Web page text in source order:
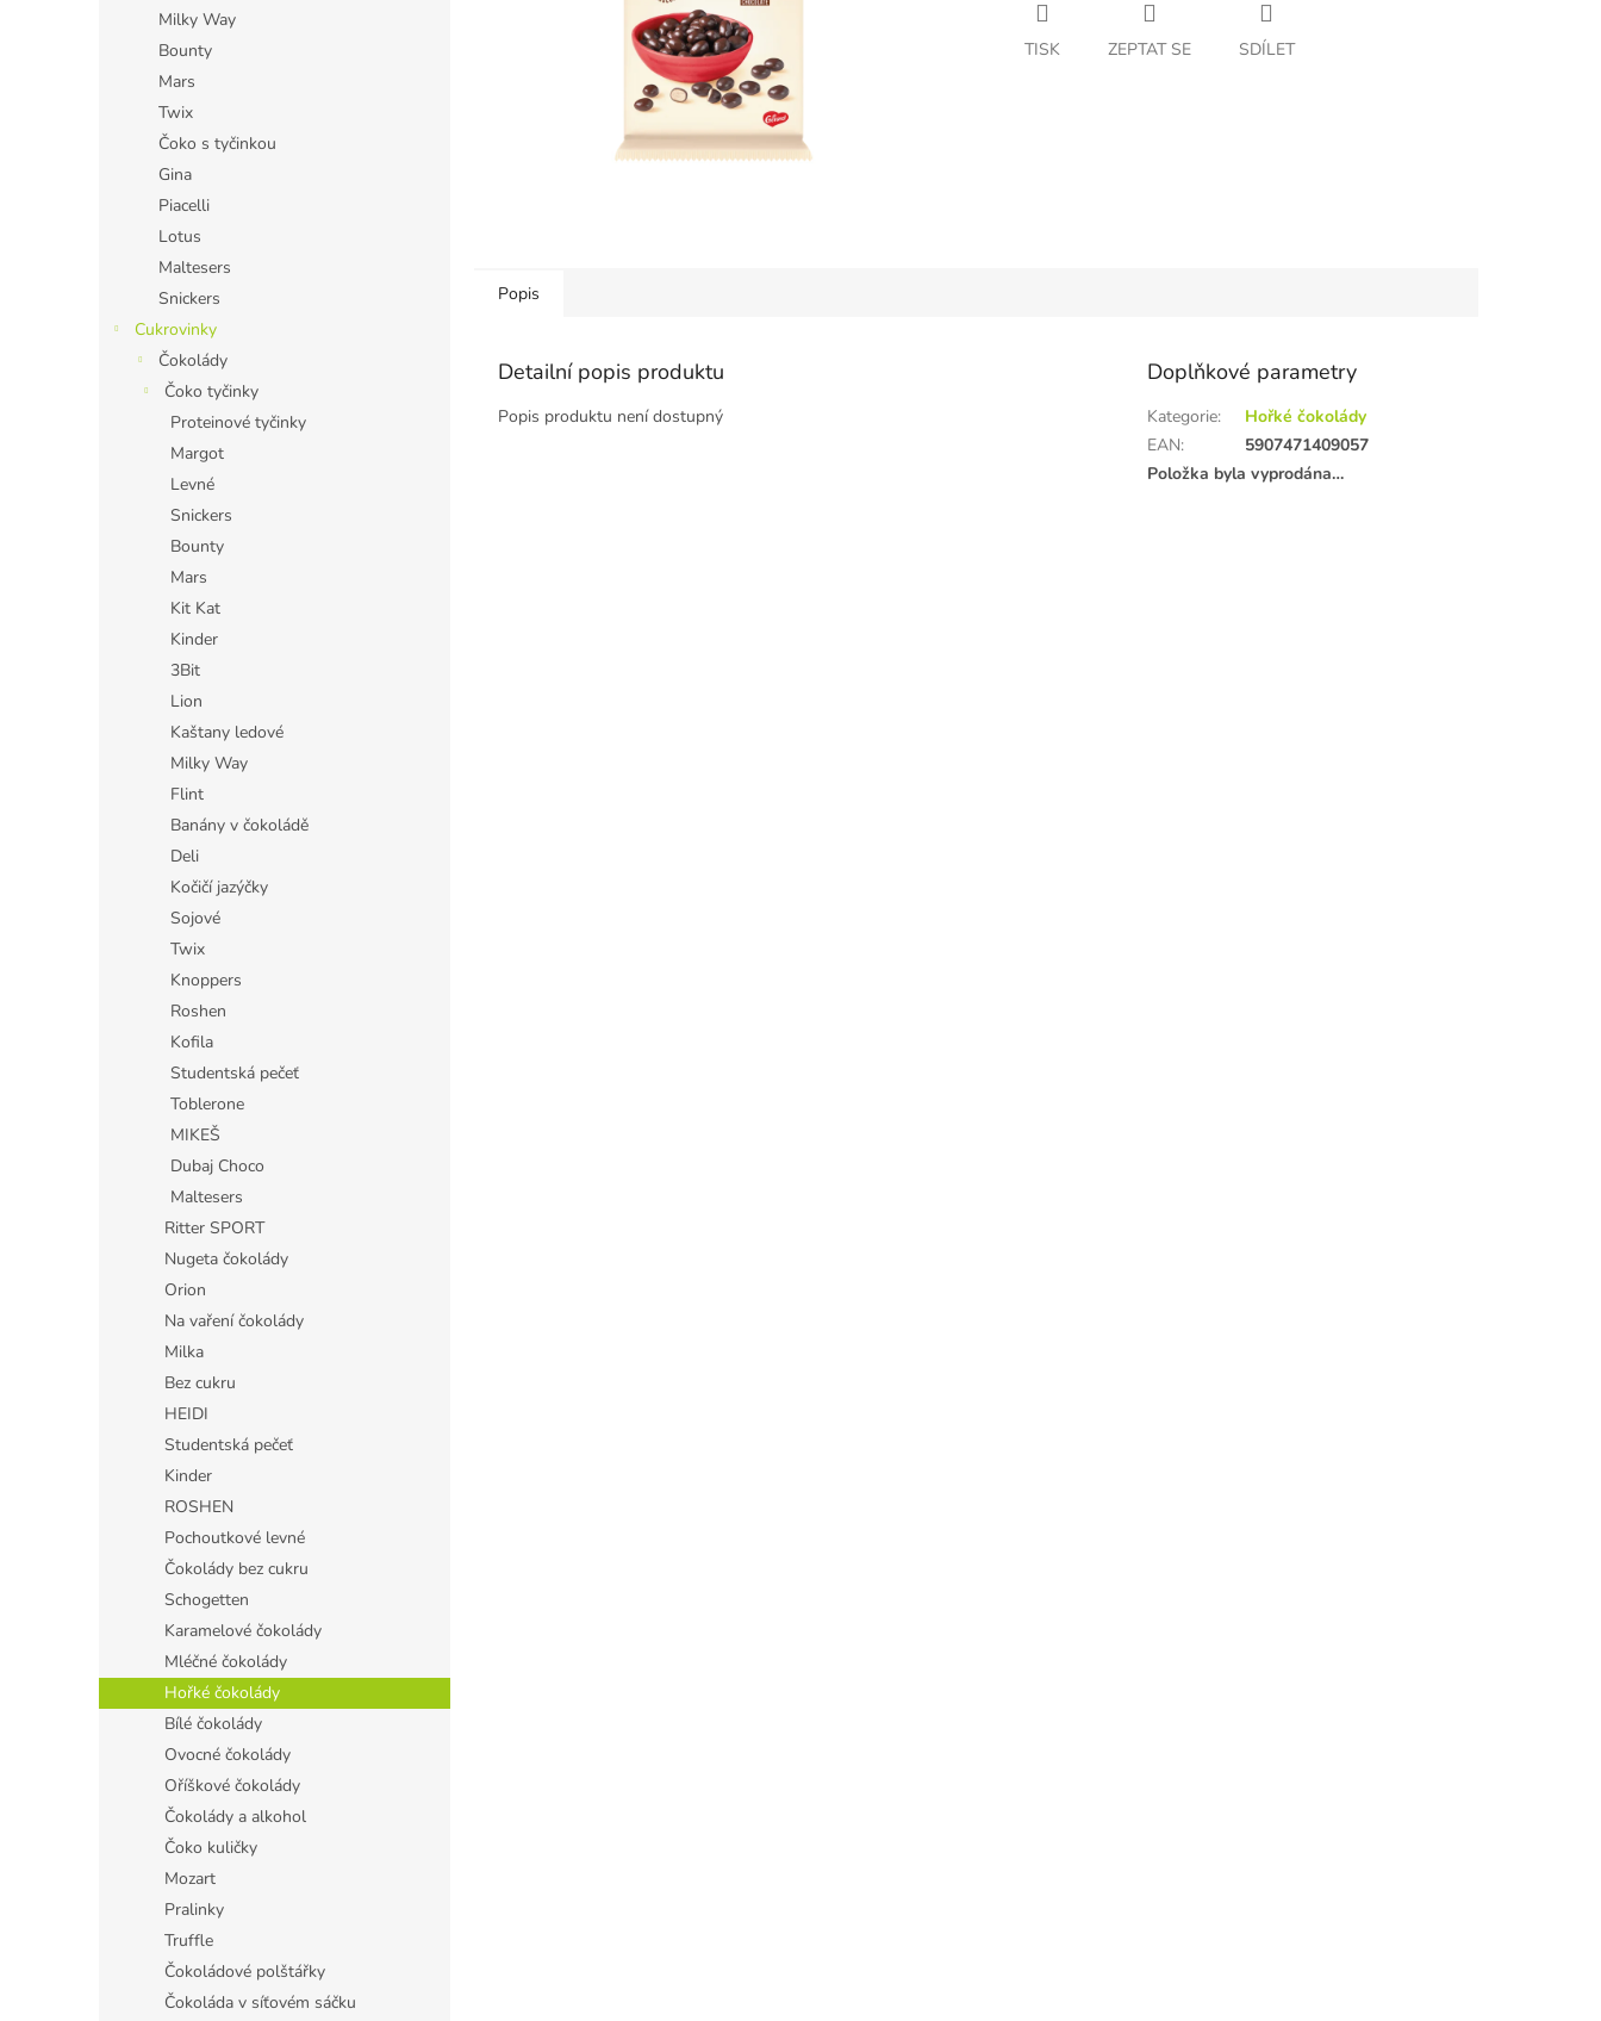
Milky Way
Bounty
Mars
Twix
Čoko s tyčinkou
Gina
Piacelli
Lotus
Maltesers
Snickers
Cukrovinky
Čokolády
Čoko tyčinky
Proteinové tyčinky
Margot
Levné
Snickers
Bounty
Mars
Kit Kat
Kinder
3Bit
Lion
Kaštany ledové
Milky Way
Flint
Banány v čokoládě
Deli
Kočičí jazýčky
Sojové
Twix
Knoppers
Roshen
Kofila
Studentská pečeť
Toblerone
MIKEŠ
Dubaj Choco
Maltesers
Ritter SPORT
Nugeta čokolády
Orion
Na vaření čokolády
Milka
Bez cukru
HEIDI
Studentská pečeť
Kinder
ROSHEN
Pochoutkové levné
Čokolády bez cukru
Schogetten
Karamelové čokolády
Mléčné čokolády
Hořké čokolády
Bílé čokolády
Ovocné čokolády
Oříškové čokolády
Čokolády a alkohol
Čoko kuličky
Mozart
Pralinky
Truffle
Čokoládové polštářky
Čokoláda v síťovém sáčku
TISK ZEPTAT SE SDÍLET
Popis
Detailní popis produktu
Popis produktu není dostupný
Doplňkové parametry
Kategorie:
Hořké čokolády
EAN:
5907471409057
Položka byla vyprodána…